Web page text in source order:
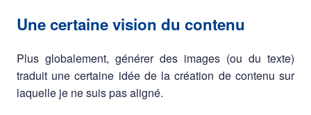
Une certaine vision du contenu
Plus globalement, générer des images (ou du texte)
traduit une certaine idée de la création de contenu sur
laquelle je ne suis pas aligné.